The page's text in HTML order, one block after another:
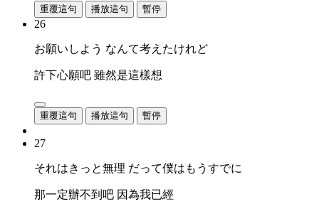
重覆這句 播放這句 暫停
26
お願いしよう なんて考えたけれど
許下心願吧 雖然是這樣想
重覆這句 播放這句 暫停
27
それはきっと無理 だって僕はもうすでに
那一定辦不到吧 因為我已經